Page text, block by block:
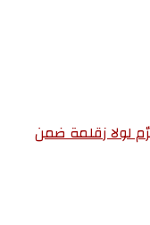
لولا زقلمة ضمن